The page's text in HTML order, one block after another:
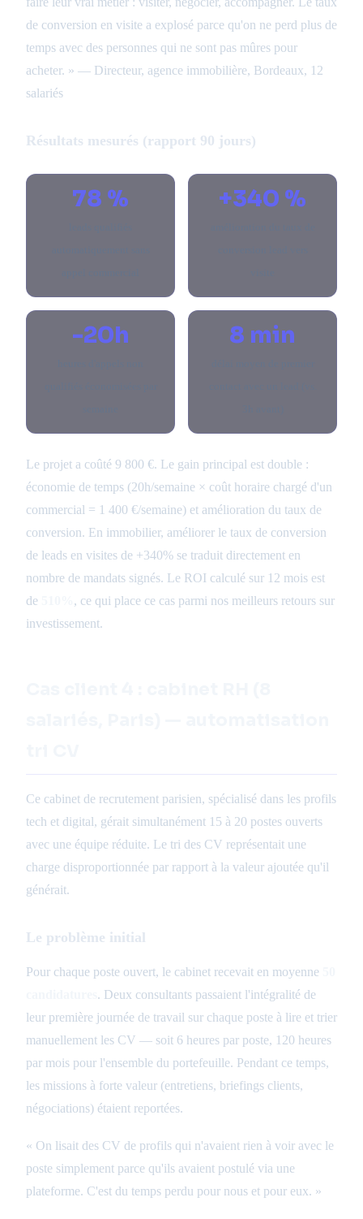
de conversion en visite a explosé parce qu'on ne perd plus de
temps avec des personnes qui ne sont pas mûres pour
acheter. » — Directeur, agence immobilière, Bordeaux, 12
salariés
Résultats mesurés (rapport 90 jours)
78 % +340 %
-20h 8 min
Le projet a coûté 9 800 €. Le gain principal est double :
économie de temps (20h/semaine × coût horaire chargé d'un
commercial = 1 400 €/semaine) et amélioration du taux de
conversion. En immobilier, améliorer le taux de conversion
de leads en visites de +340% se traduit directement en
nombre de mandats signés. Le ROI calculé sur 12 mois est
de
, ce qui place ce cas parmi nos meilleurs retours sur
investissement.
Ce cabinet de recrutement parisien, spécialisé dans les profils
tech et digital, gérait simultanément 15 à 20 postes ouverts
avec une équipe réduite. Le tri des CV représentait une
charge disproportionnée par rapport à la valeur ajoutée qu'il
générait.
Le problème initial
Pour chaque poste ouvert, le cabinet recevait en moyenne
. Deux consultants passaient l'intégralité de
leur première journée de travail sur chaque poste à lire et trier
manuellement les CV — soit 6 heures par poste, 120 heures
par mois pour l'ensemble du portefeuille. Pendant ce temps,
les missions à forte valeur (entretiens, briefings clients,
négociations) étaient reportées.
« On lisait des CV de profils qui n'avaient rien à voir avec le
poste simplement parce qu'ils avaient postulé via une
plateforme. C'est du temps perdu pour nous et pour eux. »